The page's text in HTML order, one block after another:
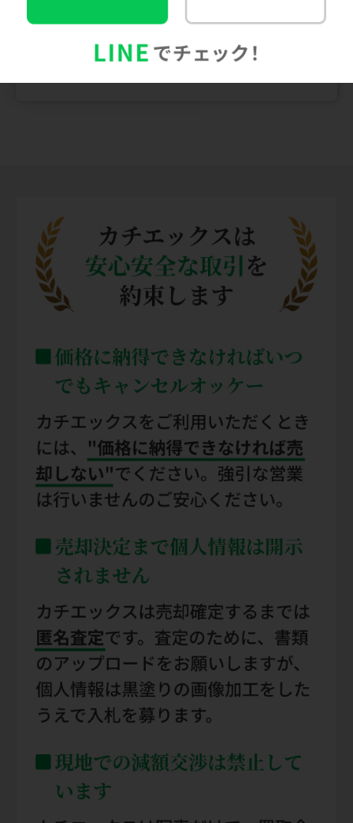
※2022年度のカチエックスとバイク比較ドットコムの比較